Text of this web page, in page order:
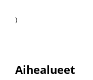
)
Aihealueet